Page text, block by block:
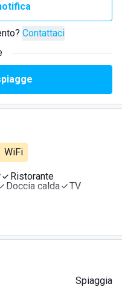
Contattaci
WiFi
Ristorante
Doccia calda
TV
Spiaggia